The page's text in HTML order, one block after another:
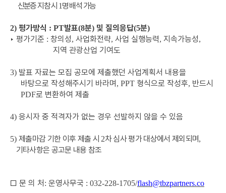
신분증 지참 시 1명 배석 가능
2) 평가방식 : PT발표(8분) 및 질의응답(5분)
‣ 평가기준 : 창의성, 사업화전략, 사업 실행능력, 지속가능성,
지역 관광산업 기여도
3) 발표 자료는 모집 공모에 제출했던 사업계획서 내용을
바탕으로 작성해주시기 바라며 , PPT 형식으로 작성후, 반드시
PDF로 변환하여 제출
4) 응시자 중 적격자가 없는 경우 선발하지 않을 수 있음
5) 제출마감 기한 이후 제출 시2차 심사 평가 대상에서 제외되며,
기타사항은 공고문 내용 참조
□ 문 의 처 : 운영사무국 : 032-228-1705/flash@tbzpartners.co